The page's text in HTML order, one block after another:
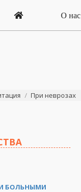
О нас
При неврозах
БОЛЬНЫМИ